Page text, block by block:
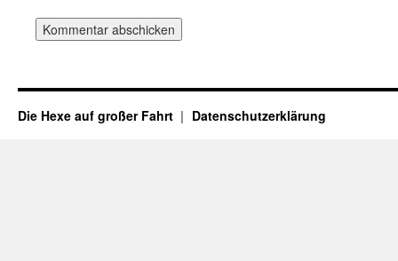
Die Hexe auf großer Fahrt Datenschutzerklärung